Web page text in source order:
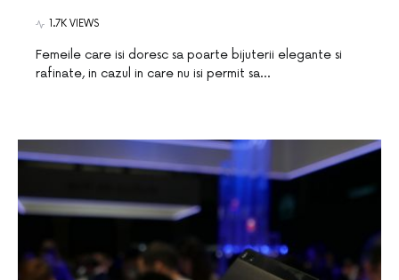
1.7K VIEWS
Femeile care isi doresc sa poarte bijuterii elegante si
rafinate, in cazul in care nu isi permit sa…